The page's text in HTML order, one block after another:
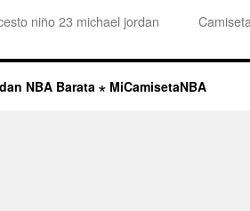
niño 23 michael jordan
NBA Barata ⋆ MiCamisetaNBA